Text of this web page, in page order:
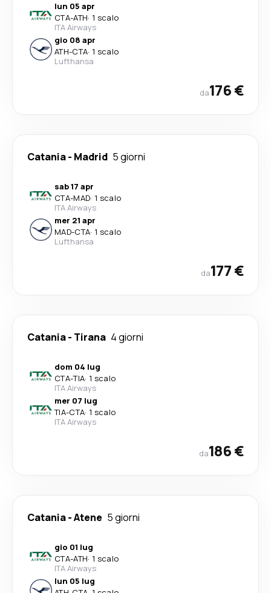
lun 05 apr
CTA-ATH· 1 scalo
ITA Airways
gio 08 apr
ATH-CTA· 1 scalo
Lufthansa
da176 €
Catania- Madrid 5 giorni
sab 17 apr
CTA-MAD· 1 scalo
ITA Airways
mer 21 apr
MAD-CTA· 1 scalo
Lufthansa
da177 €
Catania- Tirana 4 giorni
dom 04 lug
CTA-TIA· 1 scalo
ITA Airways
mer 07 lug
TIA-CTA· 1 scalo
ITA Airways
da186 €
Catania-Atene 5 giorni
gio 01 lug
CTA-ATH· 1 scalo
ITA Airways
lun 05 lug